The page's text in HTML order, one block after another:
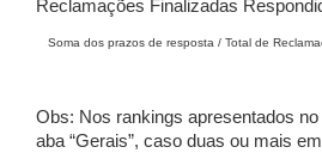
Reclamações Finalizadas
Soma dos prazos de resposta / Total de
Obs: Nos rankings apresentados no
aba “Gerais”, caso duas ou mais